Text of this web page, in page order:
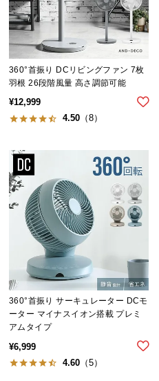
探
す
シ
ョ
ッ
ピ
グ
イ
ド
お
払
い
に
つ
い
て
360°首振り DCリビングファン 7枚
羽根 26段階風量 高さ調節可能
¥12,999
4.50 （8）
360°首振り サーキュレーター DCモ
ーター マイナスイオン搭載 プレミ
アムタイプ
¥6,999
4.60 （5）